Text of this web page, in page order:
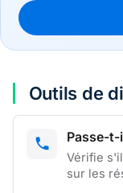
Outils de
Passe-t-
Vérifie
sur les